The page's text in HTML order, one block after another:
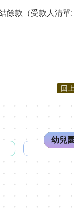
餘款（受款人清單
回
幼兒